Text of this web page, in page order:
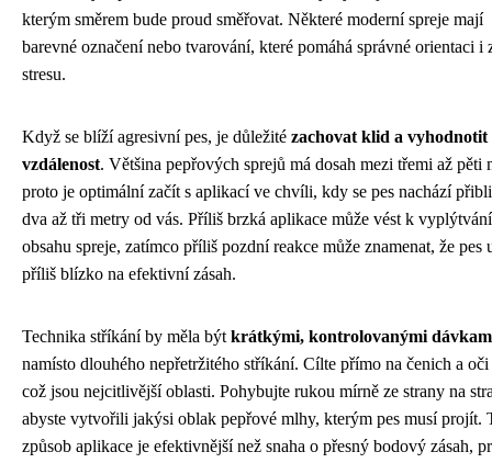
kterým směrem bude proud směřovat. Některé moderní spreje mají
barevné označení nebo tvarování, které pomáhá správné orientaci i
stresu.
Když se blíží agresivní pes, je důležité zachovat klid a vyhodnotit
vzdálenost. Většina pepřových sprejů má dosah mezi třemi až pěti
proto je optimální začít s aplikací ve chvíli, kdy se pes nachází
dva až tři metry od vás. Příliš brzká aplikace může vést k vyplýtvání
obsahu spreje, zatímco příliš pozdní reakce může znamenat, že pes
příliš blízko na efektivní zásah.
Technika stříkání by měla být krátkými, kontrolovanými
namísto dlouhého nepřetržitého stříkání. Cílte přímo na čenich a oči
což jsou nejcitlivější oblasti. Pohybujte rukou mírně ze strany na
abyste vytvořili jakýsi oblak pepřové mlhy, kterým pes musí projít.
způsob aplikace je efektivnější než snaha o přesný bodový zásah,